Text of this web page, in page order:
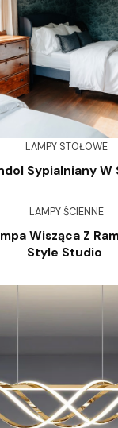
LAMPY STOŁOWE
Sypialniany
LAMPY ŚCIENNE
Wisząca Z
Style Studio